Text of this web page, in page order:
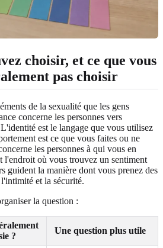
choisir, et ce que vous
pas choisir
de la sexualité que les gens
concerne les personnes vers
est le langage que vous utilisez
est ce que vous faites ou ne
les personnes à qui vous en
l'endroit où vous trouvez un sentiment
guident la manière dont vous prenez des
et la sécurité.
la question :
?
Une question plus utile